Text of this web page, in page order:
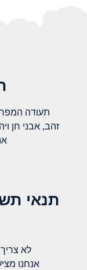
תעודה
זהב, אבני חן
תנאי
לא
אנחנו